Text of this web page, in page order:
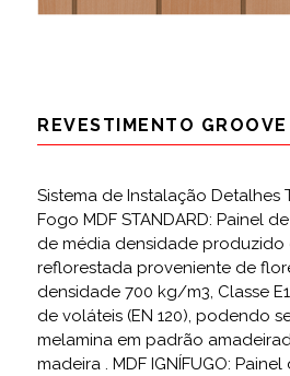
REVESTIMENTO
Sistema de Instalação Detalhes
Fogo MDF STANDARD: Painel
de média densidade produzido
reflorestada proveniente de
densidade 700 kg/m3, Classe
de voláteis (EN 120), podendo
melamina em padrão
madeira . MDF IGNÍFUGO: Painel